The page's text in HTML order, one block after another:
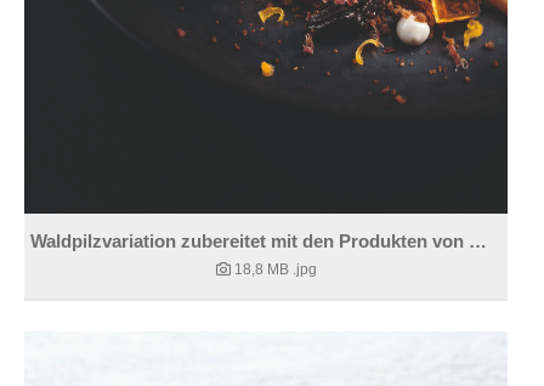
Waldpilzvariation zubereitet mit den Produkten von WIBERG
18,8 MB .jpg